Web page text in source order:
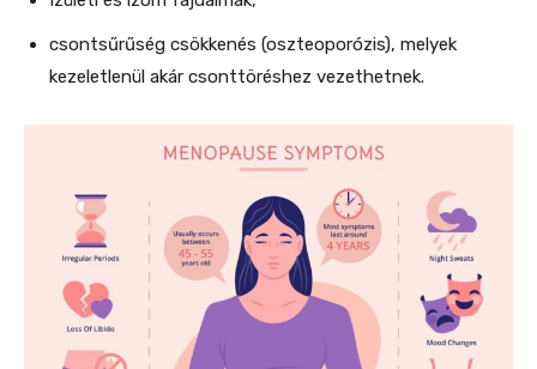
csontsűrűség csökkenés (oszteoporózis), melyek
kezeletlenül akár csonttöréshez vezethetnek.